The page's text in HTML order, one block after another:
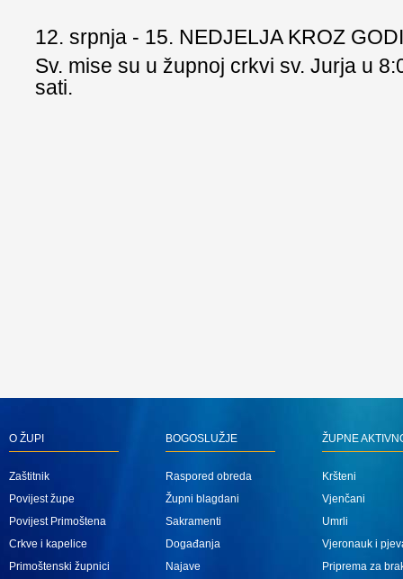
12. srpnja - 15. NEDJELJA KROZ
Sv. mise su u župnoj crkvi sv. Jurja u
sati.
O ŽUPI
Zaštitnik
Povijest župe
Povijest Primoštena
Crkve i kapelice
Primoštenski župnici
BOGOSLUŽJE
Raspored obreda
Župni blagdani
Sakramenti
Događanja
Najave
ŽUPNE
Kršteni
Vjenčani
Umrli
Vjeronauk i
Priprema za